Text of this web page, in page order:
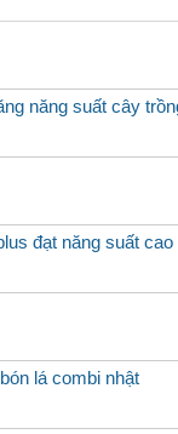
năng suất cây
đạt năng suất cao
lá combi nhật